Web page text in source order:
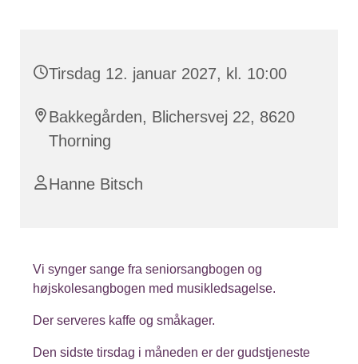
Tirsdag 12. januar 2027, kl. 10:00
Bakkegården, Blichersvej 22, 8620
Thorning
Hanne Bitsch
Vi synger sange fra seniorsangbogen og
højskolesangbogen med musikledsagelse.
Der serveres kaffe og småkager.
Den sidste tirsdag i måneden er der gudstjeneste